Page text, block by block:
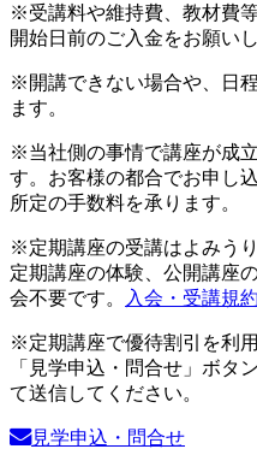
※受講料や維持費、教材費
開始日前のご入金をお願いし
※開講できない場合や、日
ます。
※当社側の事情で講座が成
す。お客様の都合でお申し
所定の手数料を承ります。
※定期講座の受講はよみう
定期講座の体験、公開講座
会不要です。
入会・受講規約
※定期講座で優待割引を利
「見学申込・問合せ」ボタ
て送信してください。
見学申込・問合せ